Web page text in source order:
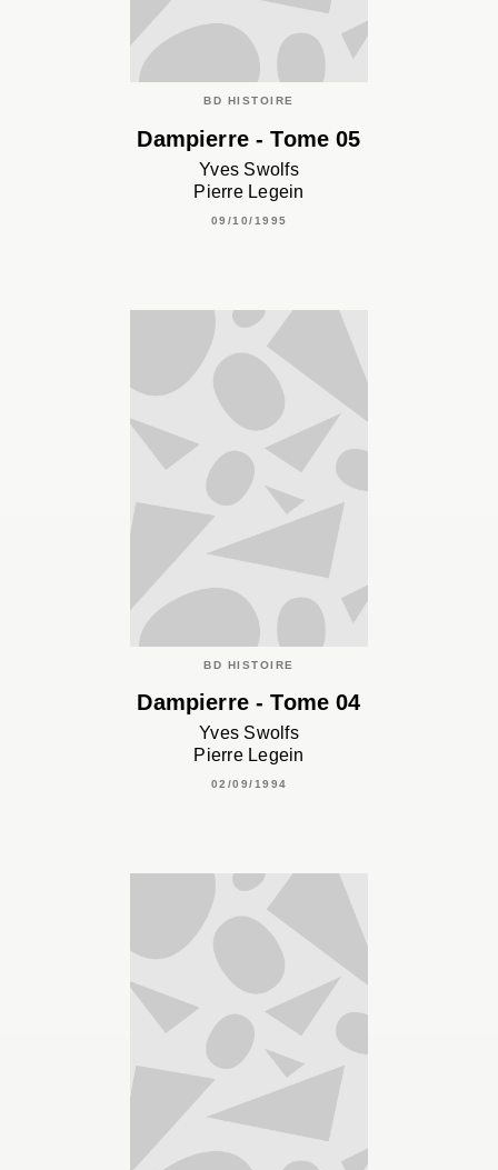
BD HISTOIRE
Dampierre - Tome 05
Yves Swolfs
Pierre Legein
09/10/1995
BD HISTOIRE
Dampierre - Tome 04
Yves Swolfs
Pierre Legein
02/09/1994